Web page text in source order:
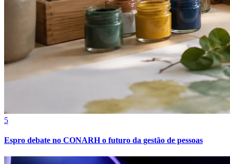
5
Espro debate no CONARH o futuro da gestão de pessoas